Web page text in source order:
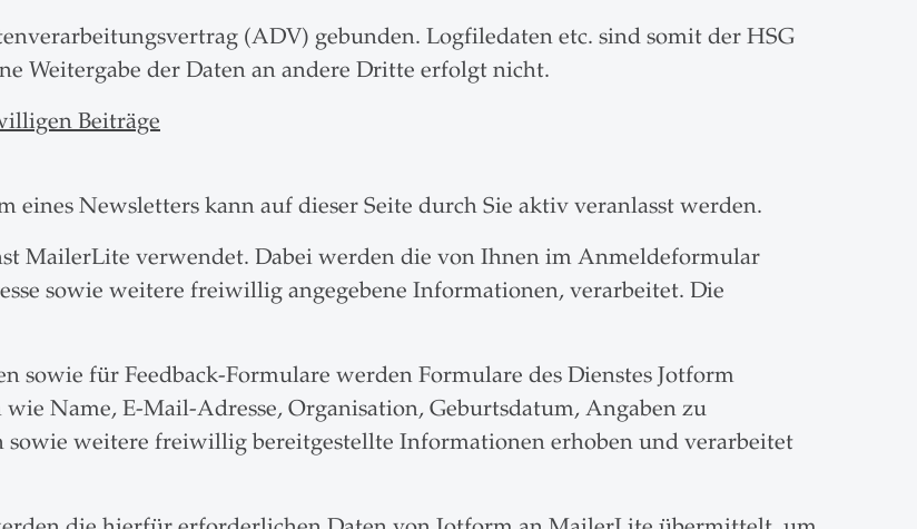
(ADV) gebunden. Logfiledaten etc. sind somit der HSG
Weitergabe der Daten an andere Dritte erfolgt nicht.
Beiträge
Newsletters kann auf dieser Seite durch Sie aktiv veranlasst werden.
MailerLite verwendet. Dabei werden die von Ihnen im Anmeldeformular
sowie weitere freiwillig angegebene Informationen, verarbeitet. Die
sowie für Feedback-Formulare werden Formulare des Dienstes Jotform
Name, E-Mail-Adresse, Organisation, Geburtsdatum, Angaben zu
weitere freiwillig bereitgestellte Informationen erhoben und verarbeitet